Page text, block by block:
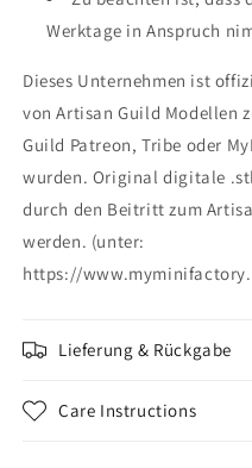
Werktage in Anspruch
Dieses Unternehmen ist
von Artisan Guild Modellen
Guild Patreon, Tribe oder
wurden. Original digitale
durch den Beitritt zum
werden. (unter:
https://
Lieferung & Rückgabe
Care Instructions